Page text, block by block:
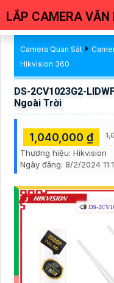
LẮP CAMERA VĂN
Camera Quan Sát
Hikvision 360
DS-2CV1023G2-
Ngoài Trời
1,040,000 ₫
Thương hiệu: Hikvision
Ngày đăng: 8/2/2024